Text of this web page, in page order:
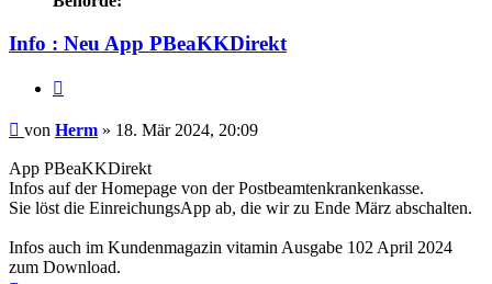
Info : Neu App PBeaKKDirekt
Beitrag
von Herm » 18. Mär 2024, 20:09
App PBeaKKDirekt
Infos auf der Homepage von der Postbeamtenkrankenkasse.
Sie löst die EinreichungsApp ab, die wir zu Ende März abschalten.
Infos auch im Kundenmagazin vitamin Ausgabe 102 April 2024
zum Download.